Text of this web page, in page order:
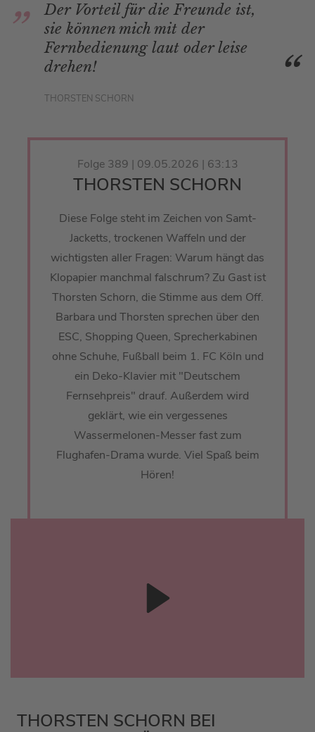
Der Vorteil für die Freunde ist,
sie können mich mit der
Fernbedienung laut oder leise
drehen!
THORSTEN SCHORN
Folge 389 | 09.05.2026 | 63:13
THORSTEN SCHORN
Diese Folge steht im Zeichen von Samt-
Jacketts, trockenen Waffeln und der
wichtigsten aller Fragen: Warum hängt das
Klopapier manchmal falschrum? Zu Gast ist
Thorsten Schorn, die Stimme aus dem Off.
Barbara und Thorsten sprechen über den
ESC, Shopping Queen, Sprecherkabinen
ohne Schuhe, Fußball beim 1. FC Köln und
ein Deko-Klavier mit "Deutschem
Fernsehpreis" drauf. Außerdem wird
geklärt, wie ein vergessenes
Wassermelonen-Messer fast zum
Flughafen-Drama wurde. Viel Spaß beim
Hören!
THORSTEN SCHORN BEI